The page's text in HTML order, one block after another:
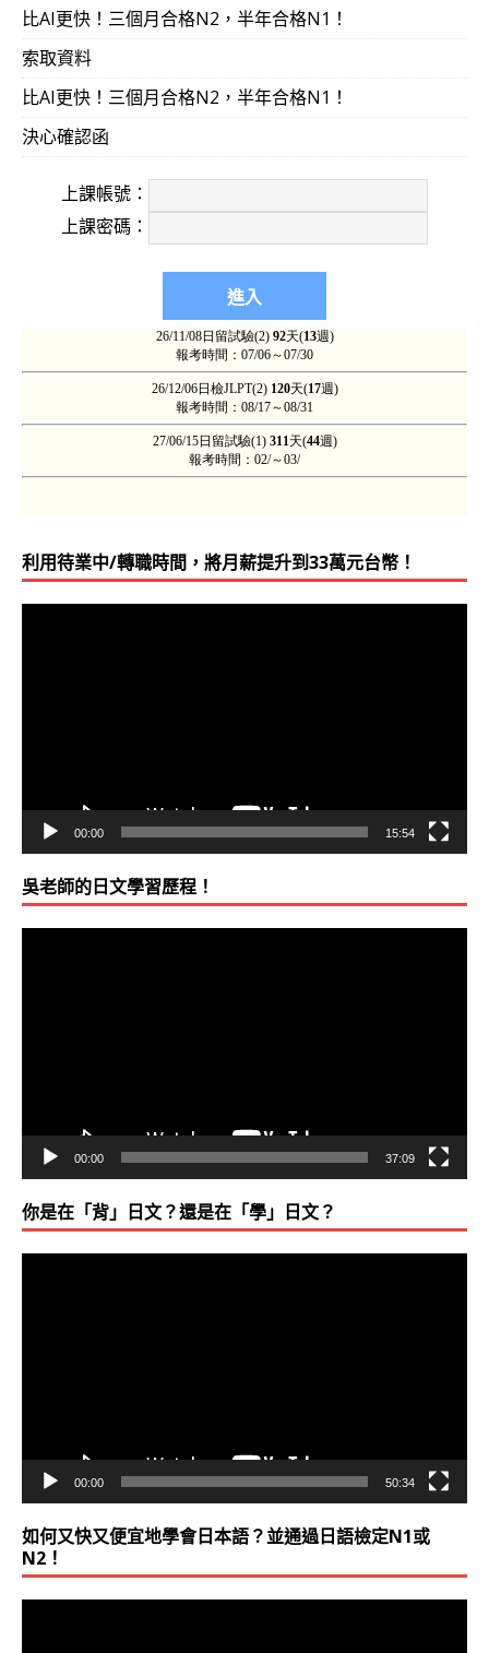
比AI更快！三個月合格N2，半年合格N1！
索取資料
比AI更快！三個月合格N2，半年合格N1！
決心確認函
上課帳號：
上課密碼：
利用待業中/轉職時間，將月薪提升到33萬元台幣！
00:00 15:54
吳老師的日文學習歷程！
00:00 37:09
你是在「背」日文？還是在「學」日文？
00:00 50:34
如何又快又便宜地學會日本語？並通過日語檢定N1或
N2！